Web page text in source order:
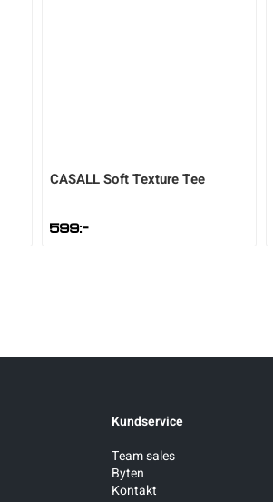
CASALL Soft Texture Tee
599:-
Kundservice
Team sales
Byten
Kontakt